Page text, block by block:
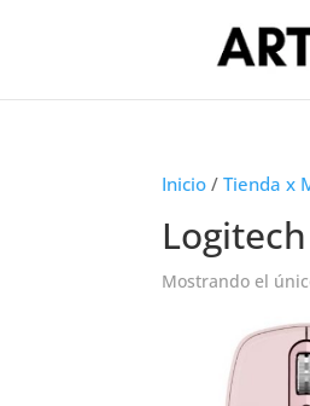
Inicio /Tienda x
Mostrando el